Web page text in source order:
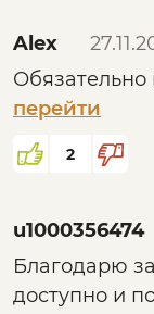
Alex
перейти
2
u1000356474
Благодарю
доступно и